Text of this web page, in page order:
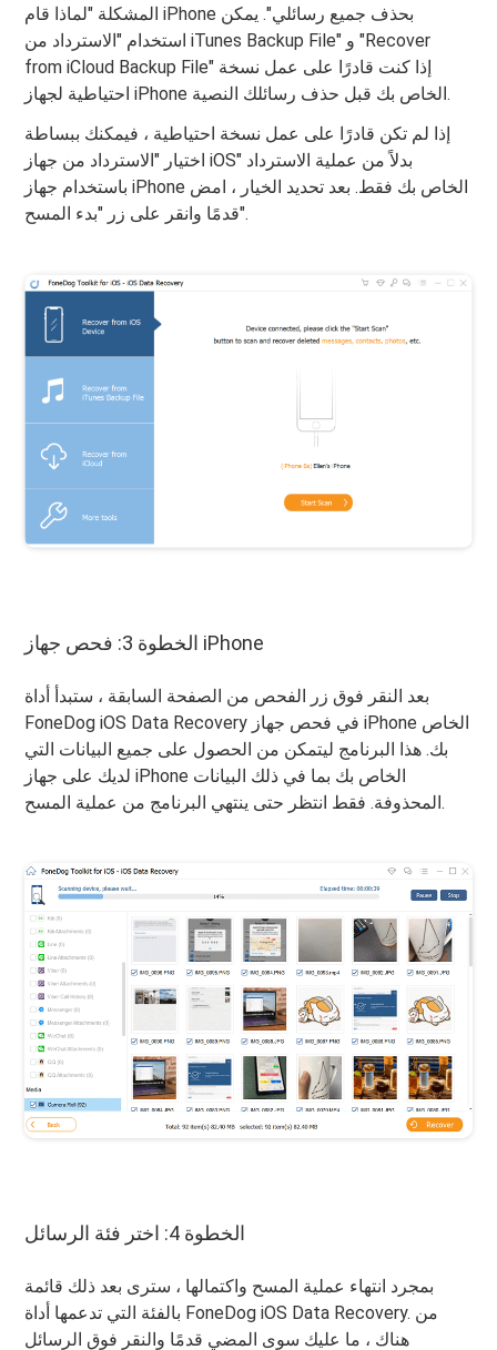
المشكلة "لماذا قام iPhone بحذف جميع رسائلي". يمكن
استخدام "الاسترداد من iTunes Backup File" و "Recover
from iCloud Backup File" إذا كنت قادرًا على عمل نسخة
احتياطية لجهاز iPhone الخاص بك قبل حذف رسائلك النصية.
إذا لم تكن قادرًا على عمل نسخة احتياطية ، فيمكنك ببساطة
اختيار "الاسترداد من جهاز iOS" بدلاً من عملية الاسترداد
باستخدام جهاز iPhone الخاص بك فقط. بعد تحديد الخيار ، امض
قدمًا وانقر على زر "بدء المسح".
الخطوة 3: فحص جهاز iPhone
بعد النقر فوق زر الفحص من الصفحة السابقة ، ستبدأ أداة
FoneDog iOS Data Recovery في فحص جهاز iPhone الخاص
بك. هذا البرنامج ليتمكن من الحصول على جميع البيانات التي
لديك على جهاز iPhone الخاص بك بما في ذلك البيانات
المحذوفة. فقط انتظر حتى ينتهي البرنامج من عملية المسح.
الخطوة 4: اختر فئة الرسائل
بمجرد انتهاء عملية المسح واكتمالها ، سترى بعد ذلك قائمة
بالفئة التي تدعمها أداة FoneDog iOS Data Recovery. من
هناك ، ما عليك سوى المضي قدمًا والنقر فوق الرسائل